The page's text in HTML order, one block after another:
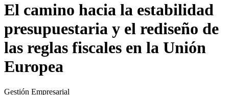
El camino hacia la estabilidad
presupuestaria y el rediseño de
las reglas fiscales en la Unión
Europea
Gestión Empresarial